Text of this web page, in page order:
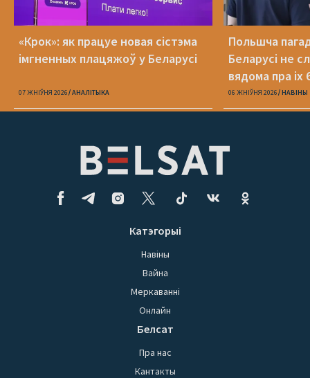
«Крок»: як працуе новая сістэма
імгненных плацяжоў у Беларусі
07 ЖНІЎНЯ 2026 АНАЛІТЫКА
Польшча
Беларусі не
вядома пра іх
06 ЖНІЎНЯ 2026 НАВІНЫ
Катэгорыі
Навіны
Вайна
Меркаванні
Онлайн
Белсат
Пра нас
Кантакты